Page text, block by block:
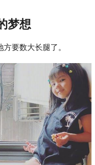
梦想
要数大长腿了。